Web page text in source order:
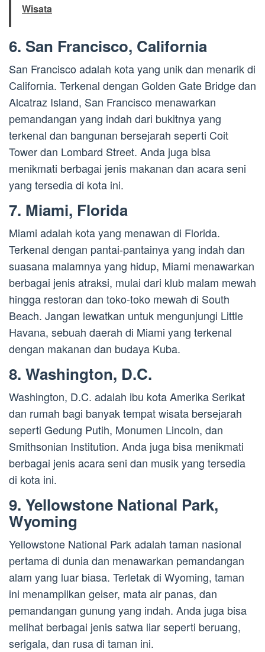
Wisata
6. San Francisco, California
San Francisco adalah kota yang unik dan menarik di
California. Terkenal dengan Golden Gate Bridge dan
Alcatraz Island, San Francisco menawarkan
pemandangan yang indah dari bukitnya yang
terkenal dan bangunan bersejarah seperti Coit
Tower dan Lombard Street. Anda juga bisa
menikmati berbagai jenis makanan dan acara seni
yang tersedia di kota ini.
7. Miami, Florida
Miami adalah kota yang menawan di Florida.
Terkenal dengan pantai-pantainya yang indah dan
suasana malamnya yang hidup, Miami menawarkan
berbagai jenis atraksi, mulai dari klub malam mewah
hingga restoran dan toko-toko mewah di South
Beach. Jangan lewatkan untuk mengunjungi Little
Havana, sebuah daerah di Miami yang terkenal
dengan makanan dan budaya Kuba.
8. Washington, D.C.
Washington, D.C. adalah ibu kota Amerika Serikat
dan rumah bagi banyak tempat wisata bersejarah
seperti Gedung Putih, Monumen Lincoln, dan
Smithsonian Institution. Anda juga bisa menikmati
berbagai jenis acara seni dan musik yang tersedia
di kota ini.
9. Yellowstone National Park,
Wyoming
Yellowstone National Park adalah taman nasional
pertama di dunia dan menawarkan pemandangan
alam yang luar biasa. Terletak di Wyoming, taman
ini menampilkan geiser, mata air panas, dan
pemandangan gunung yang indah. Anda juga bisa
melihat berbagai jenis satwa liar seperti beruang,
serigala, dan rusa di taman ini.